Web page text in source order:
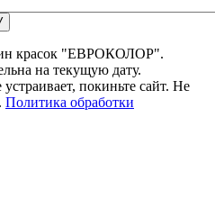
красок "ЕВРОКОЛОР".
на текущую дату.
покиньте сайт. Не
Политика обработки